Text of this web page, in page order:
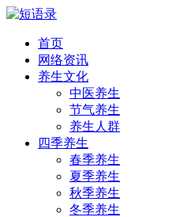
首页
网络资讯
养生文化
中医养生
节气养生
养生人群
四季养生
春季养生
夏季养生
秋季养生
冬季养生